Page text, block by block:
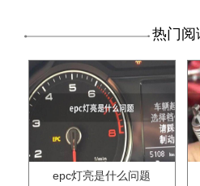
热门阅
epc灯亮是什么问题